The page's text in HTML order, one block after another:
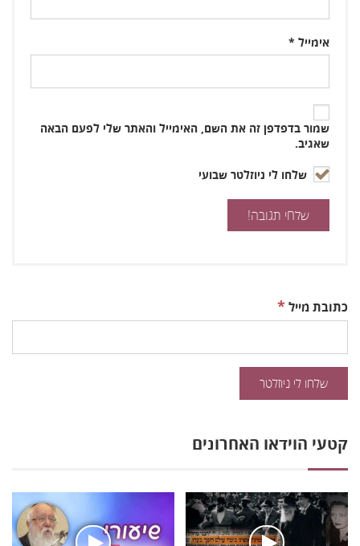
אימייל *
שמור בדפדפן זה את השם, האימייל והאתר שלי לפעם הבאה
שאגיב.
שלחו לי ניוזלטר שבועי
כתובת מייל *
קטעי הוידאו האחרונים